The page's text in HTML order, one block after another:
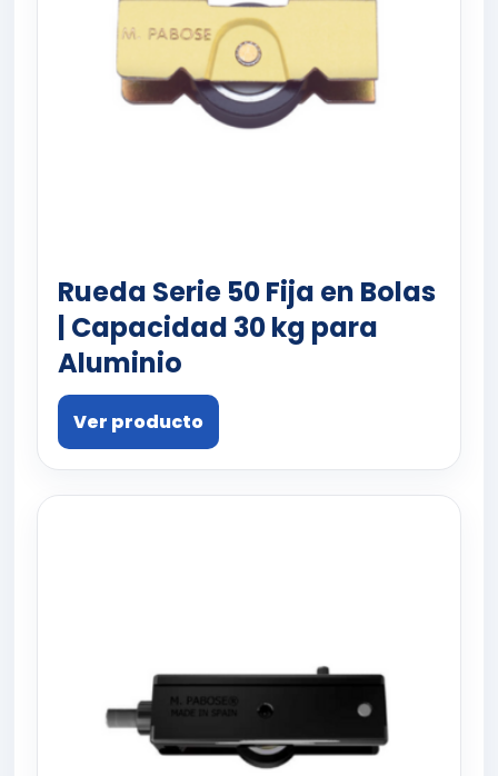
Rueda Serie 50 Fija en Bolas
| Capacidad 30 kg para
Aluminio
Ver producto